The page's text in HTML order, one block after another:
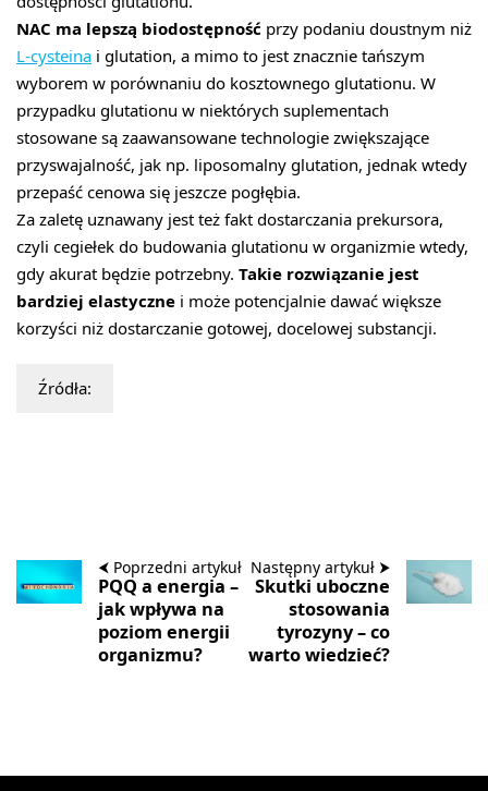
NAC ma lepszą biodostępność przy podaniu doustnym niż
L-cysteina i glutation, a mimo to jest znacznie tańszym
wyborem w porównaniu do kosztownego glutationu. W
przypadku glutationu w niektórych suplementach
stosowane są zaawansowane technologie zwiększające
przyswajalność, jak np. liposomalny glutation, jednak wtedy
przepaść cenowa się jeszcze pogłębia.
Za zaletę uznawany jest też fakt dostarczania prekursora,
czyli cegiełek do budowania glutationu w organizmie wtedy,
gdy akurat będzie potrzebny. Takie rozwiązanie jest
bardziej elastyczne i może potencjalnie dawać większe
korzyści niż dostarczanie gotowej, docelowej substancji.
Źródła:
⮜ Poprzedni artykuł
PQQ a energia –
jak wpływa na
poziom energii
organizmu?
Następny artykuł ⮞
Skutki uboczne
stosowania
tyrozyny – co
warto wiedzieć?